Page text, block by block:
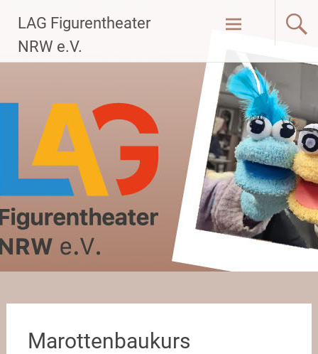
Inhalt
springen
LAG Figurentheater
NRW e.V.
Marottenbaukurs